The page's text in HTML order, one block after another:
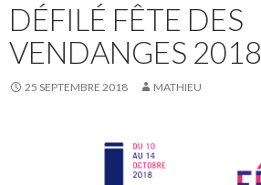
DÉFILÉ FÊTE DES
VENDANGES 2018
25 SEPTEMBRE 2018 MATHIEU